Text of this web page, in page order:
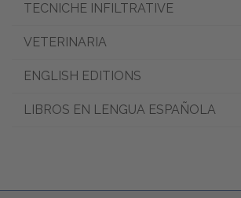
TECNICHE INFILTRATIVE
VETERINARIA
ENGLISH EDITIONS
LIBROS EN LENGUA ESPAÑOLA